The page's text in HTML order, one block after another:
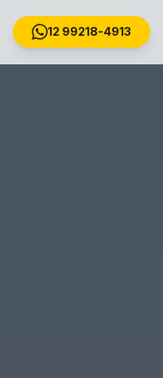
12 99218-4913